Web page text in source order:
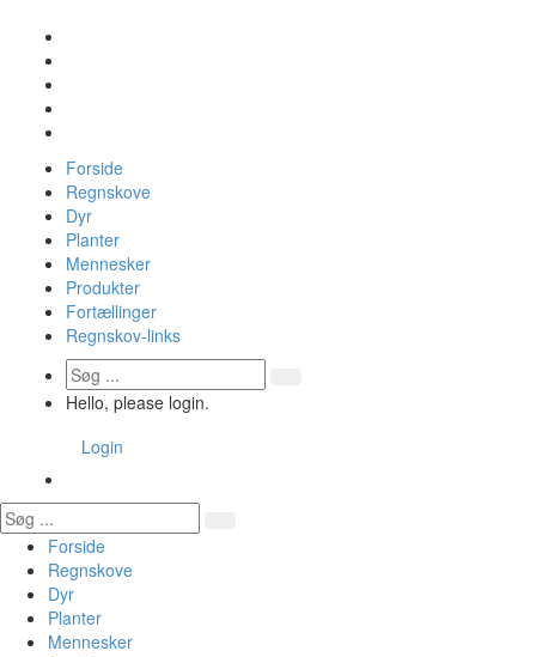
Forside
Regnskove
Dyr
Planter
Mennesker
Produkter
Fortællinger
Regnskov-links
Hello, please login.
Login
Forside
Regnskove
Dyr
Planter
Mennesker